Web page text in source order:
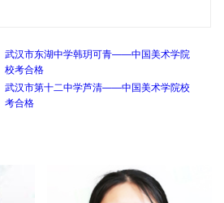
武汉市东湖中学韩玥可青——中国美术学院
校考合格
武汉市第十二中学芦清——中国美术学院校
考合格